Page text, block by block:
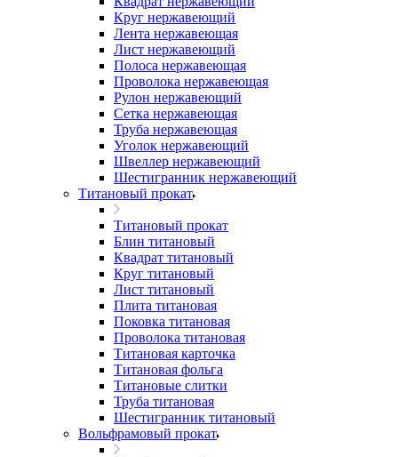
Круг нержавеющий
Лента нержавеющая
Лист нержавеющий
Полоса нержавеющая
Проволока нержавеющая
Рулон нержавеющий
Сетка нержавеющая
Труба нержавеющая
Уголок нержавеющий
Швеллер нержавеющий
Шестигранник нержавеющий
Титановый прокат
Титановый прокат
Блин титановый
Квадрат титановый
Круг титановый
Лист титановый
Плита титановая
Поковка титановая
Проволока титановая
Титановая карточка
Титановая фольга
Титановые слитки
Труба титановая
Шестигранник титановый
Вольфрамовый прокат